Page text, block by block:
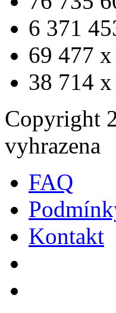
6 371
69 477 x
38 714 x
Copyright
vyhrazena
FAQ
Kontakt